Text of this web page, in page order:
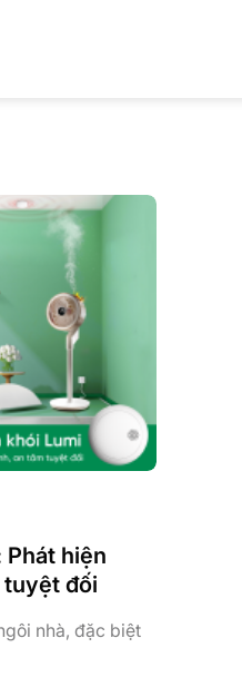
Phát hiện
tuyệt đối
nhà, đặc biệt